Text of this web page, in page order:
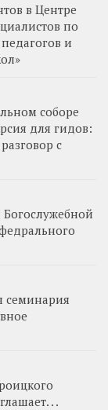
в Центре
по
и
соборе
для гидов:
с
семинария
. .